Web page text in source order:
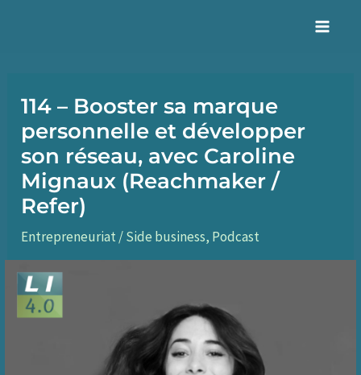
114 – Booster sa marque
personnelle et développer
son réseau, avec Caroline
Mignaux (Reachmaker /
Refer)
Entrepreneuriat / Side business, Podcast